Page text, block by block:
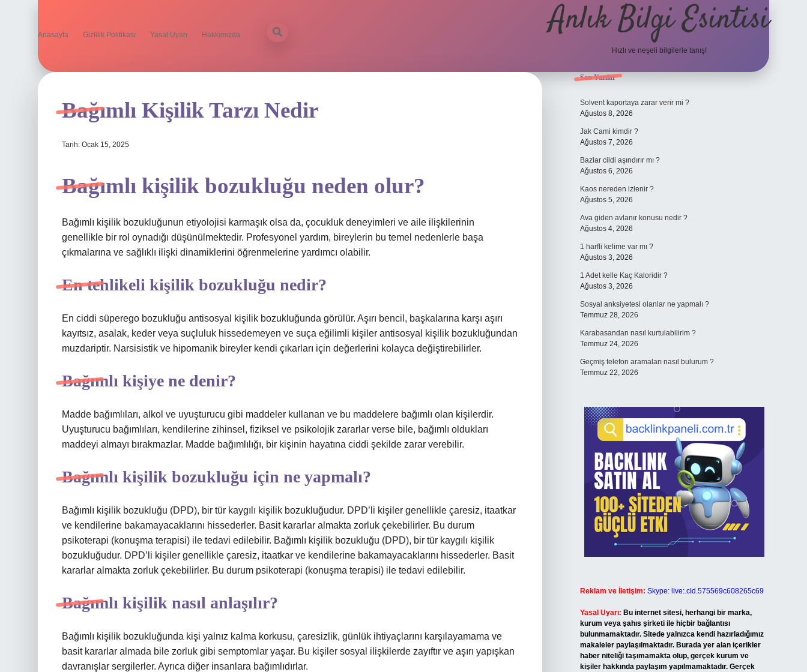
Anasayfa Gizlilik Politikası Yasal Uyarı Hakkımızda Anlık Bilgi Esintisi
Hızlı ve neşeli bilgilerle tanış!
Bağımlı Kişilik Tarzı Nedir
Tarih: Ocak 15, 2025
Bağımlı kişilik bozukluğu neden olur?
Bağımlı kişilik bozukluğunun etiyolojisi karmaşık olsa da, çocukluk deneyimleri ve aile ilişkilerinin
genellikle bir rol oynadığı düşünülmektedir. Profesyonel yardım, bireylerin bu temel nedenlerle başa
çıkmalarına ve sağlıklı ilişki dinamiklerini öğrenmelerine yardımcı olabilir.
En tehlikeli kişilik bozukluğu nedir?
En ciddi süperego bozukluğu antisosyal kişilik bozukluğunda görülür. Aşırı bencil, başkalarına karşı aşırı
kayıtsız, asalak, keder veya suçluluk hissedemeyen ve suça eğilimli kişiler antisosyal kişilik bozukluğundan
muzdariptir. Narsisistik ve hipomanik bireyler kendi çıkarları için değerlerini kolayca değiştirebilirler.
Bağımlı kişiye ne denir?
Madde bağımlıları, alkol ve uyuşturucu gibi maddeler kullanan ve bu maddelere bağımlı olan kişilerdir.
Uyuşturucu bağımlıları, kendilerine zihinsel, fiziksel ve psikolojik zararlar verse bile, bağımlı oldukları
maddeyi almayı bırakmazlar. Madde bağımlılığı, bir kişinin hayatına ciddi şekilde zarar verebilir.
Bağımlı kişilik bozukluğu için ne yapmalı?
Bağımlı kişilik bozukluğu (DPD), bir tür kaygılı kişilik bozukluğudur. DPD’li kişiler genellikle çaresiz, itaatkar
ve kendilerine bakamayacaklarını hissederler. Basit kararlar almakta zorluk çekebilirler. Bu durum
psikoterapi (konuşma terapisi) ile tedavi edilebilir. Bağımlı kişilik bozukluğu (DPD), bir tür kaygılı kişilik
bozukluğudur. DPD’li kişiler genellikle çaresiz, itaatkar ve kendilerine bakamayacaklarını hissederler. Basit
kararlar almakta zorluk çekebilirler. Bu durum psikoterapi (konuşma terapisi) ile tedavi edilebilir.
Bağımlı kişilik nasıl anlaşılır?
Bağımlı kişilik bozukluğunda kişi yalnız kalma korkusu, çaresizlik, günlük ihtiyaçlarını karşılayamama ve
basit kararlar almada bile zorluk gibi semptomlar yaşar. Bu kişiler sosyal ilişkilerde zayıftır ve aşırı yapışkan
davranışlar sergilerler. Ayrıca diğer insanlara bağımlıdırlar.
Sidebar
Son Yazılar
Solvent kaportaya zarar verir mi ?
Ağustos 8, 2026
Jak Cami kimdir ?
Ağustos 7, 2026
Bazlar cildi aşındırır mı ?
Ağustos 6, 2026
Kaos nereden izlenir ?
Ağustos 5, 2026
Ava giden avlanır konusu nedir ?
Ağustos 4, 2026
1 harfli kelime var mı ?
Ağustos 3, 2026
1 Adet kelle Kaç Kaloridir ?
Ağustos 3, 2026
Sosyal anksiyetesi olanlar ne yapmalı ?
Temmuz 28, 2026
Karabasandan nasıl kurtulabilirim ?
Temmuz 24, 2026
Geçmiş telefon aramaları nasıl bulurum ?
Temmuz 22, 2026
Reklam ve İletişim: Skype: live:.cid.575569c608265c69
Yasal Uyarı: Bu internet sitesi, herhangi bir marka,
kurum veya şahıs şirketi ile hiçbir bağlantısı
bulunmamaktadır. Sitede yalnızca kendi hazırladığımız
makaleler paylaşılmaktadır. Burada yer alan içerikler
haber niteliği taşımamakta olup, gerçek kurum ve
kişiler hakkında paylaşım yapılmamaktadır. Gerçek